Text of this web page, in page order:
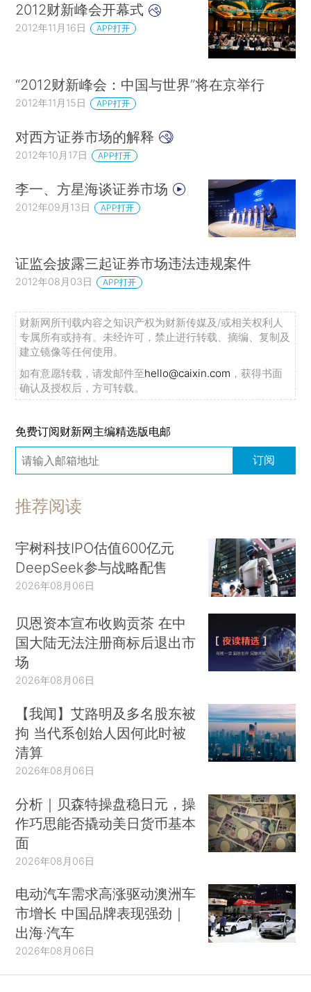
2012财新峰会开幕式
2012年11月16日 APP打开
“2012财新峰会：中国与世界”将在京举行
2012年11月15日 APP打开
对西方证券市场的解释
2012年10月17日 APP打开
李一、方星海谈证券市场
2012年09月13日 APP打开
证监会披露三起证券市场违法违规案件
2012年08月03日 APP打开
财新网所刊载内容之知识产权为财新传媒及/或相关权利人
专属所有或持有。未经许可，禁止进行转载、摘编、复制及
建立镜像等任何使用。
如有意愿转载，请发邮件至hello@caixin.com ，获得书面
确认及授权后，方可转载。
免费订阅财新网主编精选版电邮
订阅
推荐阅读
宇树科技IPO估值600亿元
DeepSeek参与战略配售
2026年08月06日
贝恩资本宣布收购贡茶 在中
国大陆无法注册商标后退出市
场
2026年08月06日
【我闻】艾路明及多名股东被
拘 当代系创始人因何此时被
清算
2026年08月06日
分析｜贝森特操盘稳日元，操
作巧思能否撬动美日货币基本
面
2026年08月06日
电动汽车需求高涨驱动澳洲车
市增长 中国品牌表现强劲｜
出海·汽车
2026年08月06日